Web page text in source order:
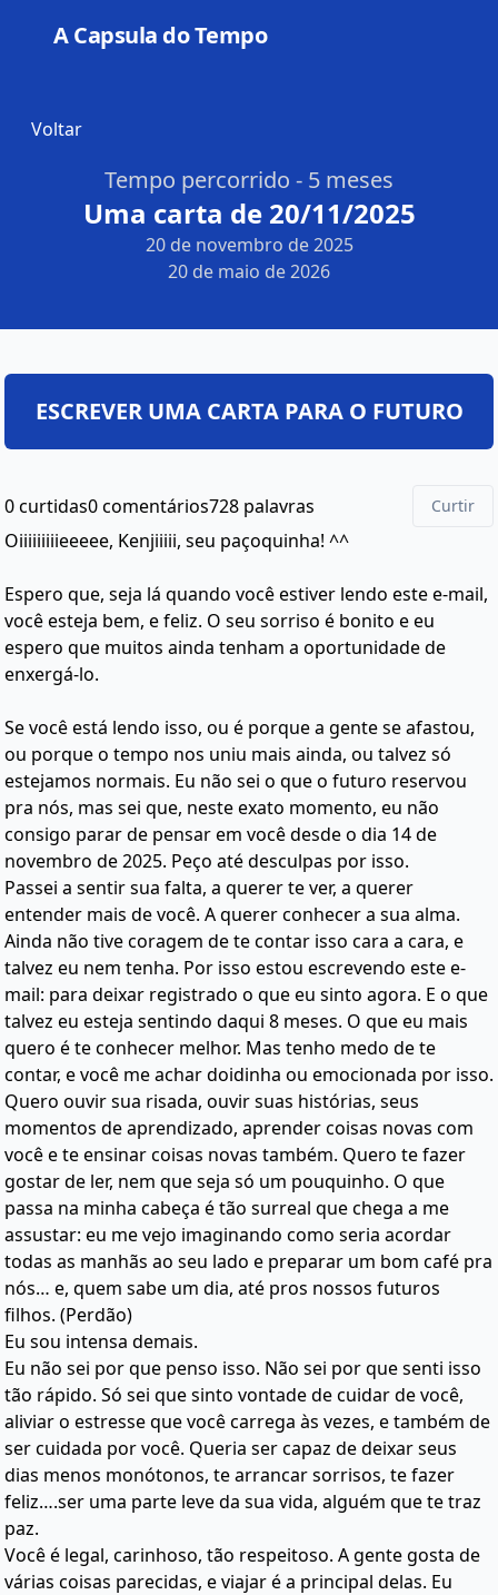
A Capsula do Tempo
Voltar
Tempo percorrido - 5 meses
Uma carta de 20/11/2025
20 de novembro de 2025
20 de maio de 2026
0 curtidas0 comentários728 palavras Curtir
Oiiiiiiiiieeeee, Kenjiiiii, seu paçoquinha! ^^
Espero que, seja lá quando você estiver lendo este e-mail,
você esteja bem, e feliz. O seu sorriso é bonito e eu
espero que muitos ainda tenham a oportunidade de
enxergá-lo.
Se você está lendo isso, ou é porque a gente se afastou,
ou porque o tempo nos uniu mais ainda, ou talvez só
estejamos normais. Eu não sei o que o futuro reservou
pra nós, mas sei que, neste exato momento, eu não
consigo parar de pensar em você desde o dia 14 de
novembro de 2025. Peço até desculpas por isso.
Passei a sentir sua falta, a querer te ver, a querer
entender mais de você. A querer conhecer a sua alma.
Ainda não tive coragem de te contar isso cara a cara, e
talvez eu nem tenha. Por isso estou escrevendo este e-
mail: para deixar registrado o que eu sinto agora. E o que
talvez eu esteja sentindo daqui 8 meses. O que eu mais
quero é te conhecer melhor. Mas tenho medo de te
contar, e você me achar doidinha ou emocionada por isso.
Quero ouvir sua risada, ouvir suas histórias, seus
momentos de aprendizado, aprender coisas novas com
você e te ensinar coisas novas também. Quero te fazer
gostar de ler, nem que seja só um pouquinho. O que
passa na minha cabeça é tão surreal que chega a me
assustar: eu me vejo imaginando como seria acordar
todas as manhãs ao seu lado e preparar um bom café pra
nós… e, quem sabe um dia, até pros nossos futuros
filhos. (Perdão)
Eu sou intensa demais.
Eu não sei por que penso isso. Não sei por que senti isso
tão rápido. Só sei que sinto vontade de cuidar de você,
aliviar o estresse que você carrega às vezes, e também de
ser cuidada por você. Queria ser capaz de deixar seus
dias menos monótonos, te arrancar sorrisos, te fazer
feliz….ser uma parte leve da sua vida, alguém que te traz
paz.
Você é legal, carinhoso, tão respeitoso. A gente gosta de
várias coisas parecidas, e viajar é a principal delas. Eu
ESCREVER UMA CARTA PARA O FUTURO